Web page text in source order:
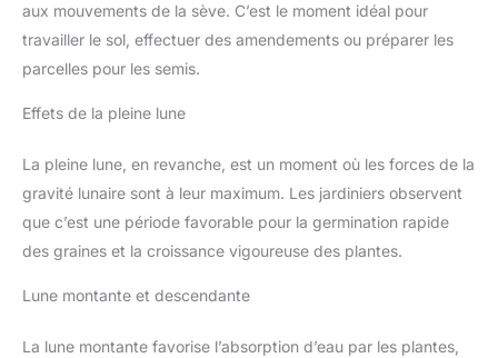
aux mouvements de la sève. C’est le moment idéal pour
travailler le sol, effectuer des amendements ou préparer les
parcelles pour les semis.
Effets de la pleine lune
La pleine lune, en revanche, est un moment où les forces de la
gravité lunaire sont à leur maximum. Les jardiniers observent
que c’est une période favorable pour la germination rapide
des graines et la croissance vigoureuse des plantes.
Lune montante et descendante
La lune montante favorise l’absorption d’eau par les plantes,